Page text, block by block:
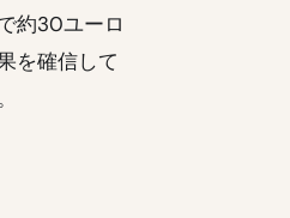
約30ユーロ
を確信して